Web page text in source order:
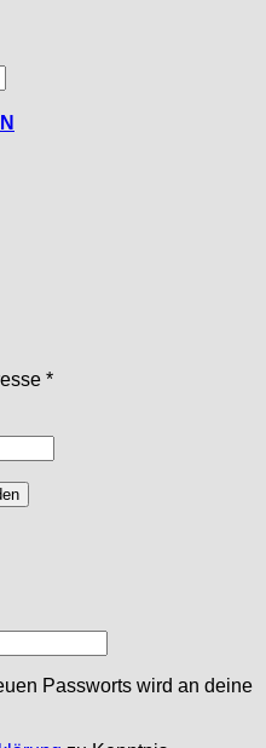
*Erforderlich
Passworts wird an deine